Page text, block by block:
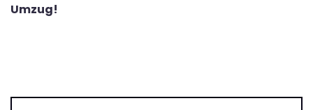
Umzug!